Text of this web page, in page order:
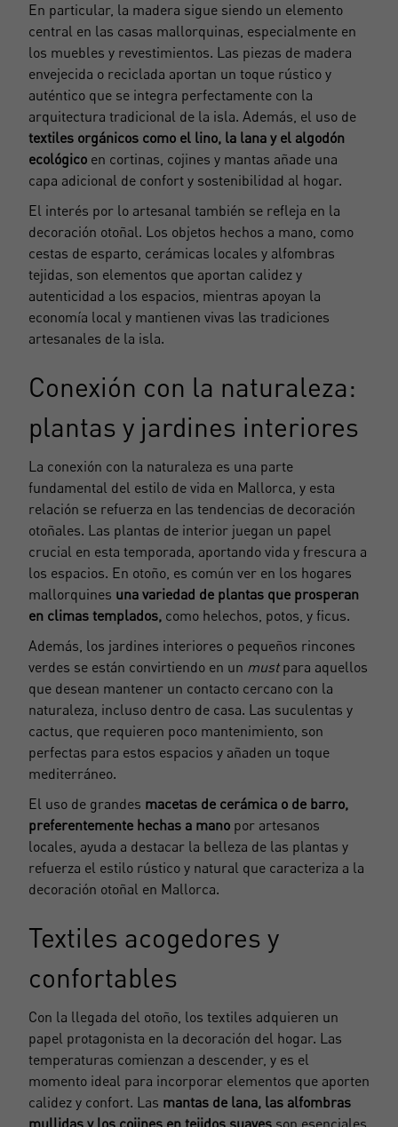
En particular, la madera sigue siendo un elemento
central en las casas mallorquinas, especialmente en
los muebles y revestimientos. Las piezas de madera
envejecida o reciclada aportan un toque rústico y
auténtico que se integra perfectamente con la
arquitectura tradicional de la isla. Además, el uso de
textiles orgánicos como el lino, la lana y el algodón
ecológico en cortinas, cojines y mantas añade una
capa adicional de confort y sostenibilidad al hogar.
El interés por lo artesanal también se refleja en la
decoración otoñal. Los objetos hechos a mano, como
cestas de esparto, cerámicas locales y alfombras
tejidas, son elementos que aportan calidez y
autenticidad a los espacios, mientras apoyan la
economía local y mantienen vivas las tradiciones
artesanales de la isla.
Conexión con la naturaleza:
plantas y jardines interiores
La conexión con la naturaleza es una parte
fundamental del estilo de vida en Mallorca, y esta
relación se refuerza en las tendencias de decoración
otoñales. Las plantas de interior juegan un papel
crucial en esta temporada, aportando vida y frescura a
los espacios. En otoño, es común ver en los hogares
mallorquines una variedad de plantas que prosperan
en climas templados, como helechos, potos, y ficus.
Además, los jardines interiores o pequeños rincones
verdes se están convirtiendo en un mustpara aquellos
que desean mantener un contacto cercano con la
naturaleza, incluso dentro de casa. Las suculentas y
cactus, que requieren poco mantenimiento, son
perfectas para estos espacios y añaden un toque
mediterráneo.
El uso de grandes macetas de cerámica o de barro,
preferentemente hechas a mano por artesanos
locales, ayuda a destacar la belleza de las plantas y
refuerza el estilo rústico y natural que caracteriza a la
decoración otoñal en Mallorca.
Textiles acogedores y
confortables
Con la llegada del otoño, los textiles adquieren un
papel protagonista en la decoración del hogar. Las
temperaturas comienzan a descender, y es el
momento ideal para incorporar elementos que aporten
calidez y confort. Las mantas de lana, las alfombras
mullidas y los cojines en tejidos suaves son esenciales